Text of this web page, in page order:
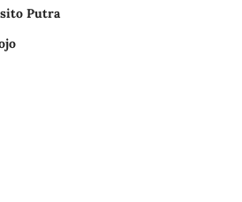
Putra